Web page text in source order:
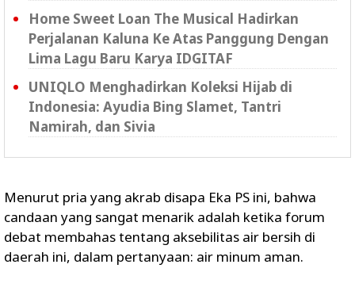
Home Sweet Loan The Musical Hadirkan
Perjalanan Kaluna Ke Atas Panggung Dengan
Lima Lagu Baru Karya IDGITAF
UNIQLO Menghadirkan Koleksi Hijab di
Indonesia: Ayudia Bing Slamet, Tantri
Namirah, dan Sivia
Menurut pria yang akrab disapa Eka PS ini, bahwa
candaan yang sangat menarik adalah ketika forum
debat membahas tentang aksebilitas air bersih di
daerah ini, dalam pertanyaan: air minum aman.